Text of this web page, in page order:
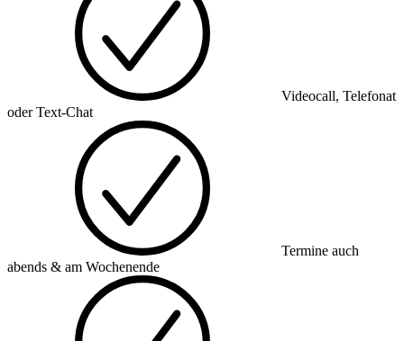
Videocall, Telefonat
oder Text-Chat
Termine auch
abends & am Wochenende